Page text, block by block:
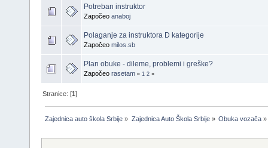
Potreban instruktor
Započeo anaboj
Polaganje za instruktora D kategorije
Započeo milos.sb
Plan obuke - dileme, problemi i greške?
Započeo rasetam « 1 2 »
Stranice: [1]
Zajednica auto škola Srbije » Zajednica Auto Škola Srbije» Obuka vozača»